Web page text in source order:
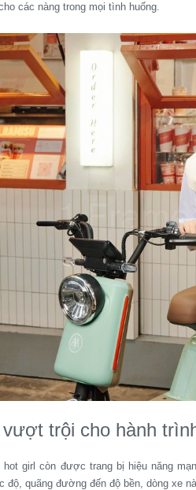
các nàng trong mọi tình huống.
trội cho hành
hot girl còn được trang bị hiệu năng
độ, quãng đường đến độ bền, dòng xe